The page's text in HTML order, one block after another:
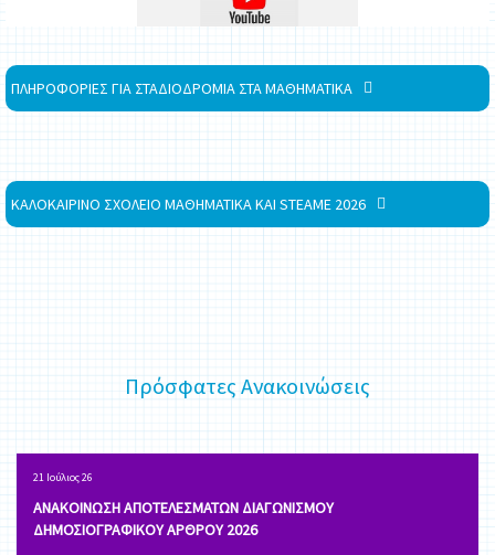
ΠΛΗΡΟΦΟΡΙΕΣ ΓΙΑ ΣΤΑΔΙΟΔΡΟΜΙΑ ΣΤΑ ΜΑΘΗΜΑΤΙΚΑ
ΚΑΛΟΚΑΙΡΙΝΟ ΣΧΟΛΕΙΟ ΜΑΘΗΜΑΤΙΚΑ ΚΑΙ STEAME 2026
Πρόσφατες Ανακοινώσεις
21 Ιούλιος 26
ΑΝΑΚΟΙΝΩΣΗ ΑΠΟΤΕΛΕΣΜΑΤΩΝ ΔΙΑΓΩΝΙΣΜΟΥ
ΔΗΜΟΣΙΟΓΡΑΦΙΚΟΥ ΑΡΘΡΟΥ 2026